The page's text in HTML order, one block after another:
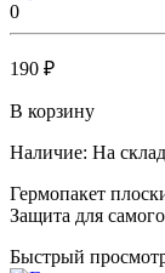
0
190 ₽
В корзину
Наличие: На
Гермопакет
Защита для
Быстрый